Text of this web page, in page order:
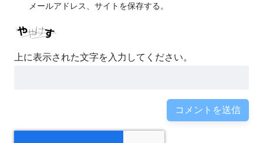
メールアドレス、サイトを保存する。
上に表示された文字を入力してください。